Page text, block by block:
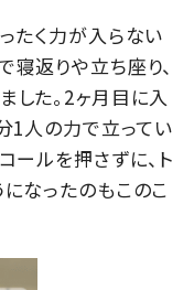
たく力が入らない
返りや立ち座り、
した。2ヶ月目に入
1人の力で立ってい
ールを押さずに、ト
なったのもこのこ